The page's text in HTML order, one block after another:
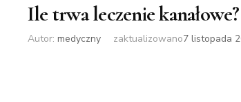
Ile trwa leczenie kanałowe?
Autor: medyczny zaktualizowano7 listopada